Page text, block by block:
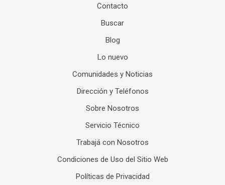
Contacto
Buscar
Blog
Lo nuevo
Comunidades y Noticias
Dirección y Teléfonos
Sobre Nosotros
Servicio Técnico
Trabajá con Nosotros
Condiciones de Uso del Sitio Web
Políticas de Privacidad